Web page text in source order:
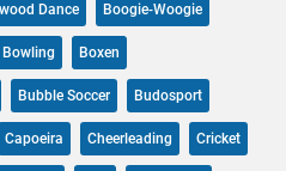
Dance Boogie-Woogie
Bowling Boxen
Bubble Soccer Budosport
Capoeira Cheerleading Cricket